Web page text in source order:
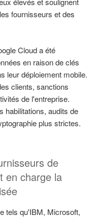
fournisseurs et des
Cloud a été
en raison de clés
leur déploiement mobile.
clients, sanctions
de l'entreprise.
habilitations, audits de
plus strictes.
de
en charge la
tels qu'IBM, Microsoft,